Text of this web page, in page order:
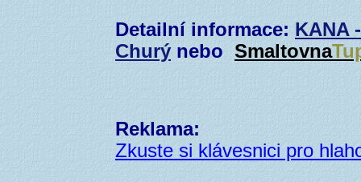
Detailní informace: KANA
Churýnebo Smaltovna
Reklama:
Zkuste si klávesnici pro